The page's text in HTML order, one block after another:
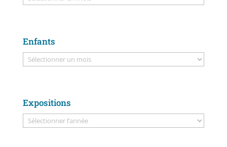
Enfants
Expositions